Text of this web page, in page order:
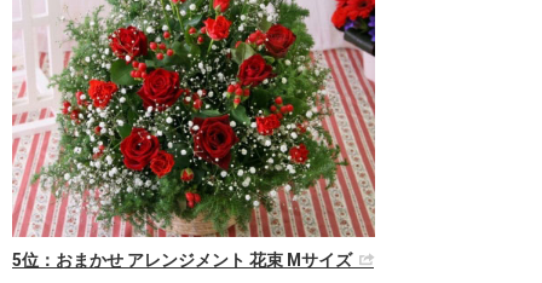
5位：おまかせ アレンジメント 花束 Mサイズ